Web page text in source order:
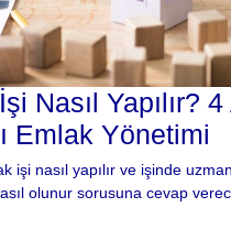
Nasıl Yapılır? 4
Emlak Yönetimi
işi nasıl yapılır ve işinde
olunur sorusuna cevap